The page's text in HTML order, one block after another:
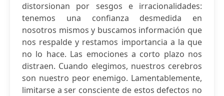
distorsionan por sesgos e irracionalidades:
tenemos una confianza desmedida en
nosotros mismos y buscamos información que
nos respalde y restamos importancia a la que
no lo hace. Las emociones a corto plazo nos
distraen. Cuando elegimos, nuestros cerebros
son nuestro peor enemigo. Lamentablemente,
limitarse a ser consciente de estos defectos no